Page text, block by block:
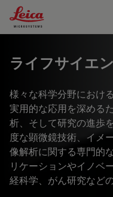
Leica Microsystems
ライフサイエ
様々な科学分野におけ
実用的な応用を深める
析、そして研究の進歩
度な顕微鏡技術、イメ
像解析に関する専門的
リケーションやイノベ
経科学、がん研究など